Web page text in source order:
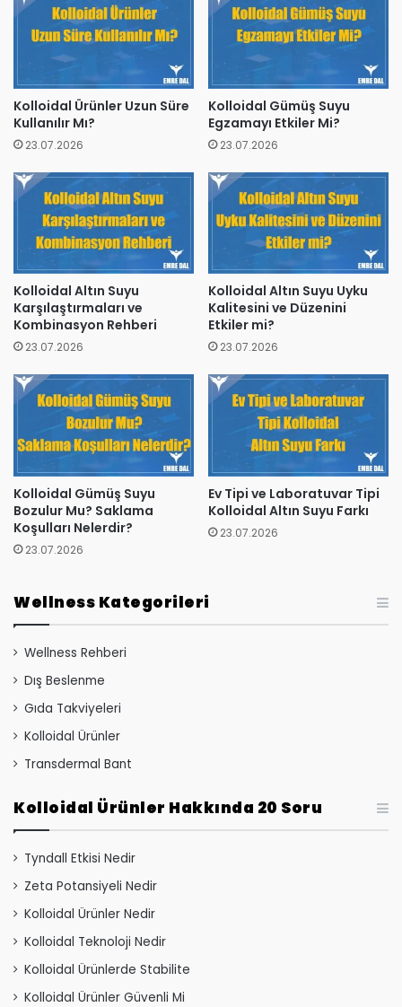
Kolloidal Ürünler Uzun Süre
Kullanılır Mı?
23.07.2026
Kolloidal Gümüş Suyu
Egzamayı Etkiler Mi?
23.07.2026
Kolloidal Altın Suyu
Karşılaştırmaları ve
Kombinasyon Rehberi
23.07.2026
Kolloidal Altın Suyu Uyku
Kalitesini ve Düzenini
Etkiler mi?
23.07.2026
Kolloidal Gümüş Suyu
Bozulur Mu? Saklama
Koşulları Nelerdir?
23.07.2026
Ev Tipi ve Laboratuvar Tipi
Kolloidal Altın Suyu Farkı
23.07.2026
Wellness Kategorileri
Wellness Rehberi
Dış Beslenme
Gıda Takviyeleri
Kolloidal Ürünler
Transdermal Bant
Kolloidal Ürünler Hakkında 20 Soru
Tyndall Etkisi Nedir
Zeta Potansiyeli Nedir
Kolloidal Ürünler Nedir
Kolloidal Teknoloji Nedir
Kolloidal Ürünlerde Stabilite
Kolloidal Ürünler Güvenli Mi